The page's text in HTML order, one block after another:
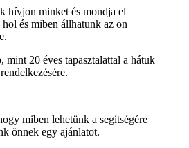
hívjon minket és mondja el
és miben állhatunk az ön
mint 20 éves tapasztalattal a hátuk
miben lehetünk a segítségére
önnek egy ajánlatot.